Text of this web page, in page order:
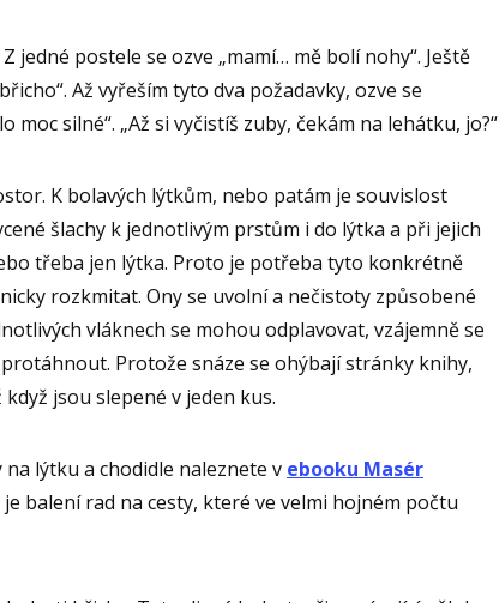
jedné postele se ozve „mamí… mě bolí nohy“. Ještě
Až vyřeším tyto dva požadavky, ozve se
silné“. „Až si vyčistíš zuby, čekám na lehátku, jo?“
K bolavých lýtkům, nebo patám je souvislost
šlachy k jednotlivým prstům i do lýtka a při jejich
třeba jen lýtka. Proto je potřeba tyto konkrétně
rozkmitat. Ony se uvolní a nečistoty způsobené
vláknech se mohou odplavovat, vzájemně se
Protože snáze se ohýbají stránky knihy,
jsou slepené v jeden kus.
lýtku a chodidle naleznete v ebooku Masér
je balení rad na cesty, které ve velmi hojném počtu